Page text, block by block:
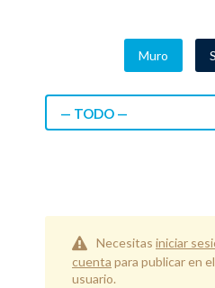
Muro
— TODO —
Necesitas iniciar
cuenta para publicar en
usuario.